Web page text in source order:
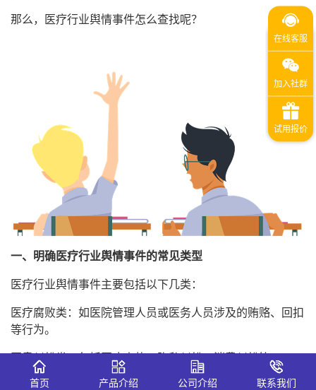
那么，医疗行业舆情事件怎么查找呢？
一、明确医疗行业舆情事件的常见类型
医疗行业舆情事件主要包括以下几类：
医疗腐败类：如医院管理人员或医务人员涉及的贿赂、回扣
等行为。
医患纠纷类：包括医疗事故、隐私纠纷、消费纠纷等。
医疗质量类：如手术失误、药物错误、诊断延误等。
首页 产品介绍 公司介绍 联系我们